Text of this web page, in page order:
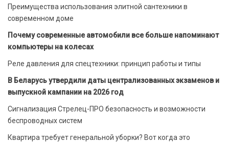
Преимущества использования элитной сантехники в
современном доме
Почему современные автомобили все больше напоминают
компьютеры на колесах
Реле давления для спецтехники: принцип работы и типы
В Беларусь утвердили даты централизованных экзаменов и
выпускной кампании на 2026 год
Сигнализация Стрелец-ПРО безопасность и возможности
беспроводных систем
Квартира требует генеральной уборки? Вот когда это